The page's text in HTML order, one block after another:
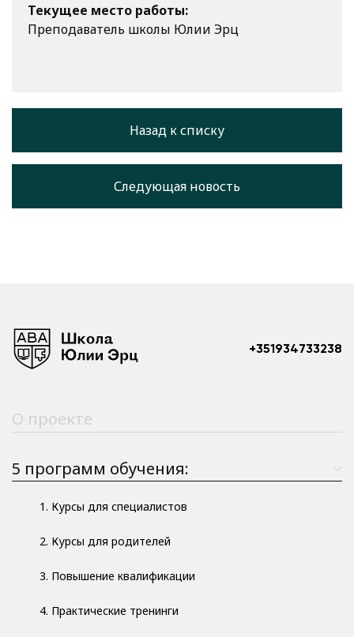
Текущее место работы:
Преподаватель школы Юлии Эрц
Назад к списку
Следующая новость
+351934733238
О проекте
5 программ обучения:
1. Курсы для специалистов
2. Курсы для родителей
3. Повышение квалификации
4. Практические тренинги